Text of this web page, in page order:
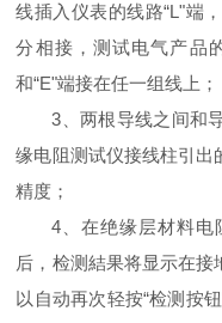
线插入仪表的线路“L"端
分相接，测试电气产品
和“E"端接在任一组线上；
3、两根导线之间和
缘电阻测试仪接线柱引出
精度；
4、在绝缘层材料电
后，检测結果将显示在
以自动再次轻按“检测按